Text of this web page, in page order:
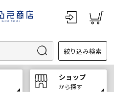
絞り込み検索
ショップ
から探す